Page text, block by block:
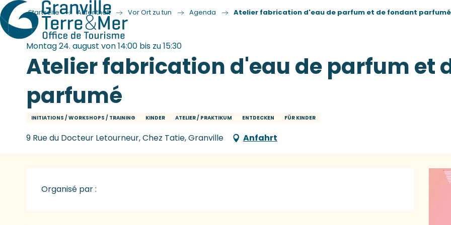
Startseite Aufenthalt Vor Ort zu tun Agenda Atelier fabrication d'eau de parfum et de fondant parfumé
Montag 24. august von 14:00 bis zu 15:30
Atelier fabrication d'eau de parfum et
parfumé
INITIATIONS / WORKSHOPS / TRAINING KINDER ATELIER / PRAKTIKUM ENTDECKEN FÜR KINDER
9 Rue du Docteur Letourneur, Chez Tatie, Granville Anfahrt
Organisé par :